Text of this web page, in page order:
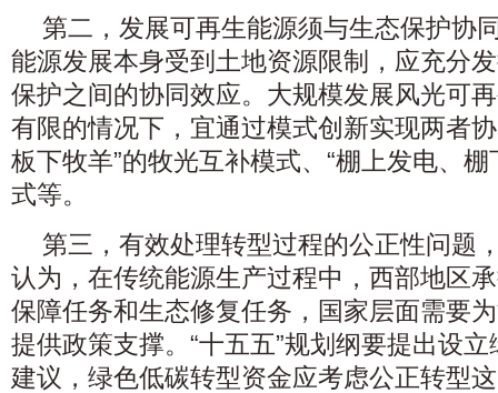
第二，发展可再生能源须与生态保护协
能源发展本身受到土地资源限制，应充分
保护之间的协同效应。大规模发展风光可
有限的情况下，宜通过模式创新实现两者
板下牧羊”的牧光互补模式、“棚上发电、
式等。
第三，有效处理转型过程的公正性问题
认为，在传统能源生产过程中，西部地区
保障任务和生态修复任务，国家层面需要
提供政策支撑。“十五五”规划纲要提出设
建议，绿色低碳转型资金应考虑公正转型